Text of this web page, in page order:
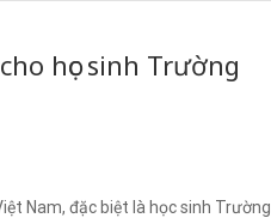
học sinh Trường
Nam, đặc biệt là học sinh Trường